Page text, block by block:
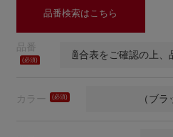
品番検索はこちら
品番
カラー